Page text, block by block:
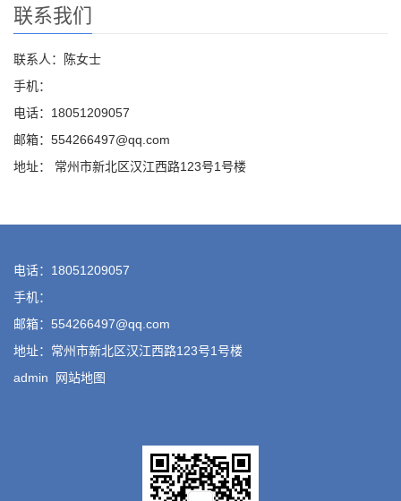
联系我们
联系人：陈女士
手机：
电话：18051209057
邮箱：554266497@qq.com
地址： 常州市新北区汉江西路123号1号楼
电话：18051209057
手机：
邮箱：554266497@qq.com
地址：常州市新北区汉江西路123号1号楼
admin
网站地图